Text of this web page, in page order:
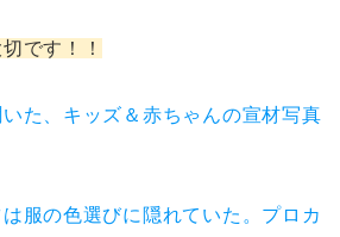
です！！
た、キッズ＆赤ちゃんの宣材写真
服の色選びに隠れていた。プロカ